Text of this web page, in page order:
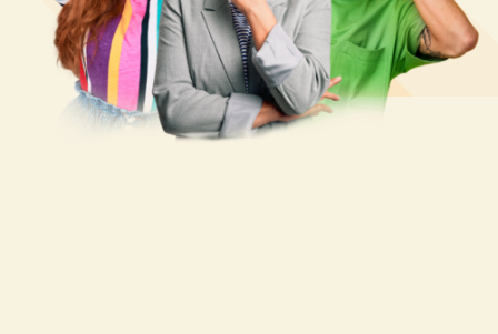
Kita Konzept
Kinderhut von A bis Z Ansprechpartner*innen